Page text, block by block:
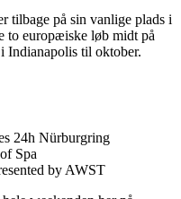
tilbage på sin vanlige plads i
to europæiske løb midt på
Indianapolis til oktober.
24h Nürburgring
Spa
by AWST